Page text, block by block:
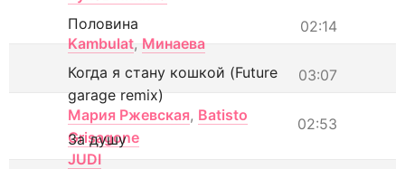
02:14
Половина
Kambulat, Минаева
03:07
Когда я стану кошкой (Future
garage remix)
Мария Ржевская, Batisto
Grisagone
02:53
За душу
JUDI